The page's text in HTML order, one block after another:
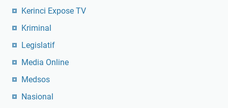
Kerinci Expose TV
Kriminal
Legislatif
Media Online
Medsos
Nasional